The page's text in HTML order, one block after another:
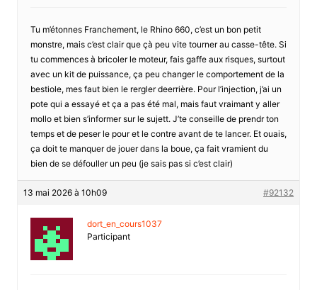
Tu m’étonnes Franchement, le Rhino 660, c’est un bon petit
monstre, mais c’est clair que çà peu vite tourner au casse-tête. Si
tu commences à bricoler le moteur, fais gaffe aux risques, surtout
avec un kit de puissance, ça peu changer le comportement de la
bestiole, mes faut bien le rergler deerrière. Pour l’injection, j’ai un
pote qui a essayé et ça a pas été mal, mais faut vraimant y aller
mollo et bien s’informer sur le sujett. J’te conseille de prendr ton
temps et de peser le pour et le contre avant de te lancer. Et ouais,
ça doit te manquer de jouer dans la boue, ça fait vramient du
bien de se défouller un peu (je sais pas si c’est clair)
13 mai 2026 à 10h09 #92132
dort_en_cours1037
Participant